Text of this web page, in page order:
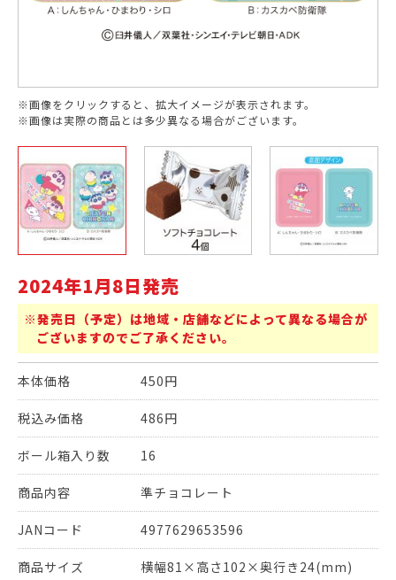
※画像をクリックすると、拡大イメージが表示されます。
※画像は実際の商品とは多少異なる場合がございます。
2024年1月8日発売
※発売日（予定）は地域・店舗などによって異なる場合が
ございますのでご了承ください。
本体価格 450円
税込み価格 486円
ボール箱入り数 16
商品内容 準チョコレート
JANコード 4977629653596
商品サイズ 横幅81×高さ102×奥行き24(mm)